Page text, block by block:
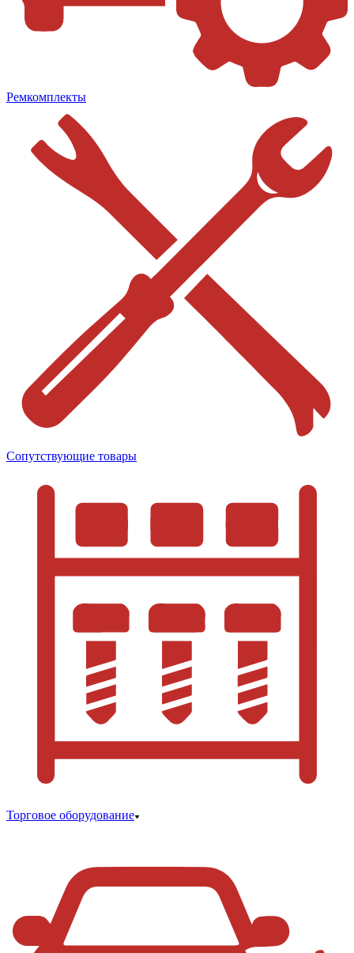
Ремкомплекты
Сопутствующие товары
Торговое оборудование